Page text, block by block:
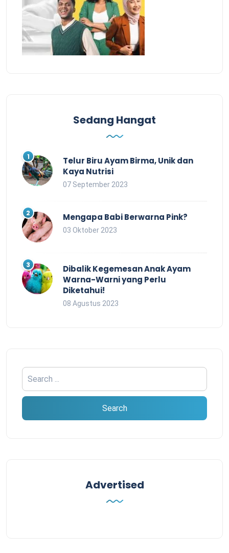
Sedang Hangat
Telur Biru Ayam Birma, Unik dan
Kaya Nutrisi
07 September 2023
Mengapa Babi Berwarna Pink?
03 Oktober 2023
Dibalik Kegemesan Anak Ayam
Warna-Warni yang Perlu
Diketahui!
08 Agustus 2023
Advertised